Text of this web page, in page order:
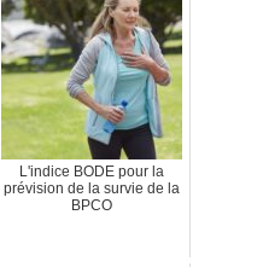
L'indice BODE pour la
prévision de la survie de la
BPCO